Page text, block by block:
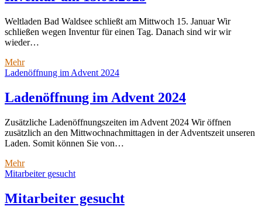
Weltladen Bad Waldsee schließt am Mittwoch 15. Januar Wir
schließen wegen Inventur für einen Tag. Danach sind wir wir
wieder…
MehrInventur
am
Ladenöffnung im Advent 2024
Ladenöffnung im Advent 2024
Zusätzliche Ladenöffnungszeiten im Advent 2024 Wir öffnen
zusätzlich an den Mittwochnachmittagen in der Adventszeit unseren
Laden. Somit können Sie von…
MehrLadenöffnung
im
2024
Mitarbeiter gesucht
Mitarbeiter gesucht